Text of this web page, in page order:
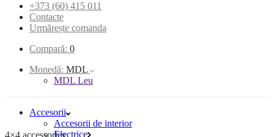
+373 (60) 415 011
Contacte
Urmărește comanda
Compară: 0
Monedă: MDL
MDL Leu
Accesorii
Accesorii de interior
Electrice
4×4 accessories